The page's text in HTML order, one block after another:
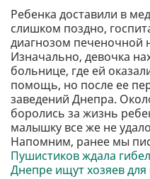
Ребенка доставили в
слишком поздно,
диагнозом печеночной
Изначально, девочка
больнице, где ей
помощь, но после ее
заведений Днепра.
боролись за жизнь
малышку все же не
Напомним, ранее мы
Пушистиков ждала
Днепре ищут хозяев